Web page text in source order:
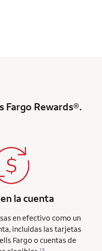
Fargo Rewards®.
la cuenta
en efectivo como un
incluidas las tarjetas
Fargo o cuentas de
13